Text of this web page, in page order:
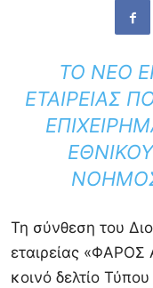
ΤΟ ΝΈΟ
ΕΤΑΙΡΕΊΑΣ
Τη σύνθεση του
εταιρείας «ΦΑΡΟΣ
κοινό δελτίο